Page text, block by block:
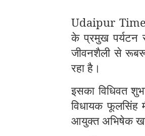
Udaipur
के प्रमुख पर्यटन
जीवनशैली से रूबरू
रहा है।
इसका विधिवत
विधायक फूलसिंह
आयुक्त अभिषेक